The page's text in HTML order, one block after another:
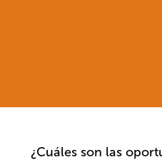
¿Cuáles son las